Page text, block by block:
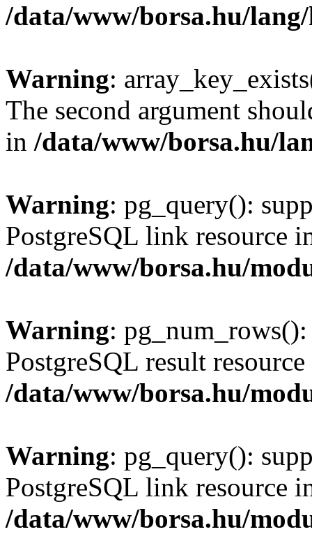
/data/www/borsa.hu/
Warning:
The second argument
in /data/www/borsa.hu/
Warning: pg_query():
PostgreSQL link resource
/data/www/borsa.hu/
Warning:
PostgreSQL result
/data/www/borsa.hu/
Warning: pg_query():
PostgreSQL link resource
/data/www/borsa.hu/